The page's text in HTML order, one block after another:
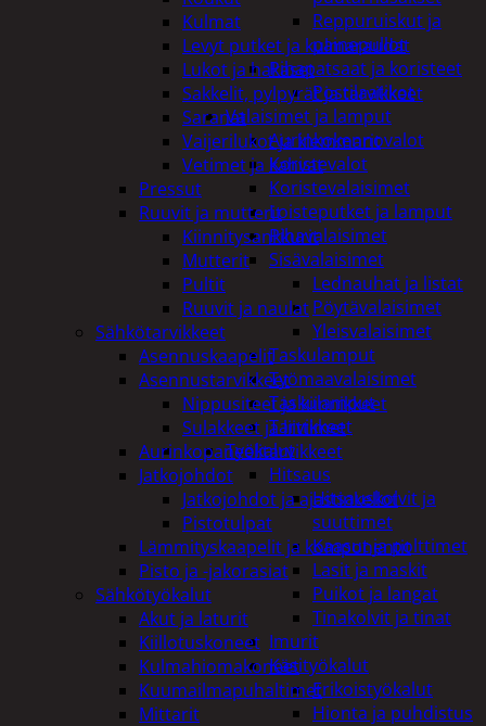
Reppuruiskut ja
painepullot
Pihapatsaat ja koristeet
Postilaatikot
Valaisimet ja lamput
Aurinkokennovalot
Koristevalot
Koristevalaisimet
Loisteputket ja lamput
Pihavalaisimet
Sisävalaisimet
Lednauhat ja listat
Pöytävalaisimet
Yleisvalaisimet
Taskulamput
Työmaavalaisimet
Taskulamput
Tarvikkeet
Työkalut
Hitsaus
Hitsauskolvit ja
suuttimet
Kaasut ja polttimet
Lasit ja maskit
Puikot ja langat
Tinakolvit ja tinat
Imurit
Käsityökalut
Erikoistyökalut
Hionta ja puhdistus
Kulmat
Levyt putket ja kulmaraudat
Lukot ja hakaset
Sakkelit, pylpyrät ja tarvikkeet
Saranat
Vaijerilukot ja klemmarit
Vetimet ja kahvat
Pressut
Ruuvit ja mutterit
Kiinnitysankkurit
Mutterit
Pultit
Ruuvit ja naulat
Sähkötarvikkeet
Asennuskaapelit
Asennustarvikkeet
Nippusiteet ja kiinnikkeet
Sulakkeet ja liittimet
Aurinkopaneelitarvikkeet
Jatkojohdot
Jatkojohdot ja ajastinkellot
Pistotulpat
Lämmityskaapelit ja komponentit
Pisto ja -jakorasiat
Sähkötyökalut
Akut ja laturit
Kiillotuskoneet
Kulmahiomakoneet
Kuumailmapuhaltimet
Mittarit